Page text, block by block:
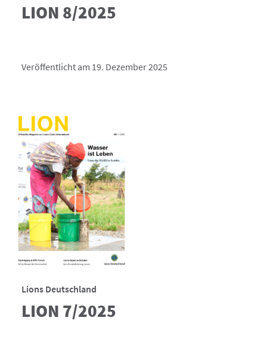
LION 8/2025
Veröffentlicht am 19. Dezember 2025
Lions Deutschland
LION 7/2025